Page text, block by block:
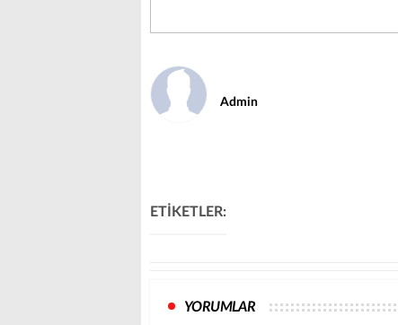
Admin
ETİKETLER:
YORUMLAR